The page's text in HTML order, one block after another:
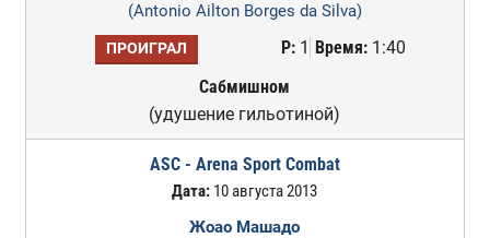
(Antonio Ailton Borges da Silva)
ПРОИГРАЛ Р:1 Время:1:40
Сабмишном
(удушение гильотиной)
ASC - Arena Sport Combat
Дата: 10 августа 2013
Жоао Машадо